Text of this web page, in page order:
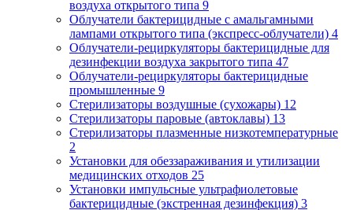
воздуха открытого типа 9
Облучатели бактерицидные с амальгамными
лампами открытого типа (экспресс-облучатели) 4
Облучатели-рециркуляторы бактерицидные для
дезинфекции воздуха закрытого типа 47
Облучатели-рециркуляторы бактерицидные
промышленные 9
Стерилизаторы воздушные (сухожары) 12
Стерилизаторы паровые (автоклавы) 13
Стерилизаторы плазменные низкотемпературные
2
Установки для обеззараживания и утилизации
медицинских отходов 25
Установки импульсные ультрафиолетовые
бактерицидные (экстренная дезинфекция) 3